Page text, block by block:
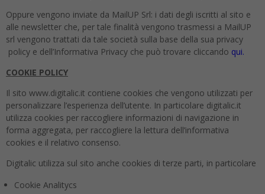
Oppure vengono inviate da MailUP Srl: i dati degli iscritti al sito e
alle newsletter che, per tale finalità vengono trasmessi a MailUP
srl vengono trattati da tale società sulla base della sua privacy
policy e dell’Informativa Privacy che può trovare cliccando qui.
COOKIE POLICY
Il sito www.digitalic.it contiene cookies che vengono utilizzati per
personalizzare l’esperienza dell’utente. In particolare digitalic.it
utilizza cookies per raccogliere informazioni di navigazione in
forma aggregata, per raccogliere la lettura dell’informativa
cookies e il relativo consenso.
Digitalic utilizza sul sito anche cookies di terze parti, in particolare
Cookie Analitycs